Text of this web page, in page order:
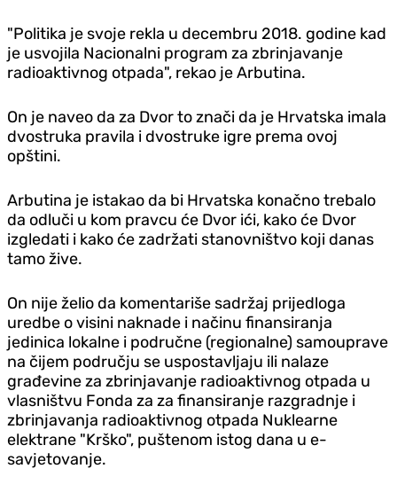
"Politika je svoje rekla u decembru 2018. godine kad
je usvojila Nacionalni program za zbrinjavanje
radioaktivnog otpada", rekao je Arbutina.
On je naveo da za Dvor to znači da je Hrvatska imala
dvostruka pravila i dvostruke igre prema ovoj
opštini.
Arbutina je istakao da bi Hrvatska konačno trebalo
da odluči u kom pravcu će Dvor ići, kako će Dvor
izgledati i kako će zadržati stanovništvo koji danas
tamo žive.
On nije želio da komentariše sadržaj prijedloga
uredbe o visini naknade i načinu finansiranja
jedinica lokalne i područne (regionalne) samouprave
na čijem području se uspostavljaju ili nalaze
građevine za zbrinjavanje radioaktivnog otpada u
vlasništvu Fonda za za finansiranje razgradnje i
zbrinjavanja radioaktivnog otpada Nuklearne
elektrane "Krško", puštenom istog dana u e-
savjetovanje.